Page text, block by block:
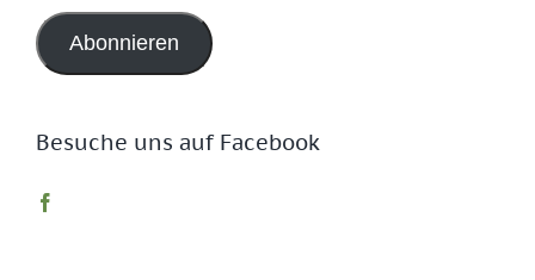
Adresse
Abonnieren
Besuche uns auf Facebook